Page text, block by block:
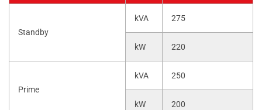
Standby
kVA 275
kW 220
Prime
kVA 250
kW 200